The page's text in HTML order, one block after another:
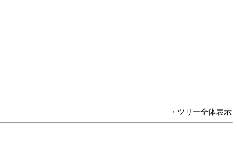
・ツリー全体表示